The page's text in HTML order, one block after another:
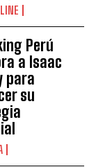
Perú
a Isaac
para
su